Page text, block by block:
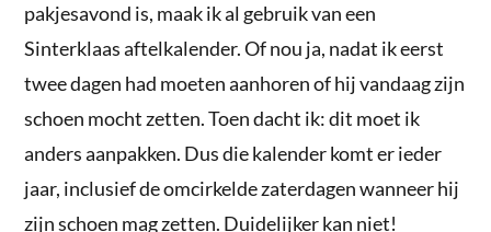
pakjesavond is, maak ik al gebruik van een
Sinterklaas aftelkalender. Of nou ja, nadat ik eerst
twee dagen had moeten aanhoren of hij vandaag zijn
schoen mocht zetten. Toen dacht ik: dit moet ik
anders aanpakken. Dus die kalender komt er ieder
jaar, inclusief de omcirkelde zaterdagen wanneer hij
zijn schoen mag zetten. Duidelijker kan niet!